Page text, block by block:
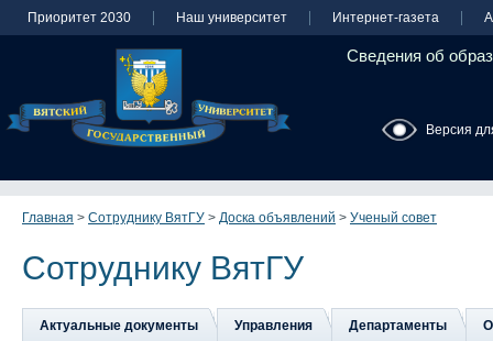
Приоритет 2030 Наш университет Интернет-газета
Сведения об
Версия
Главная > Сотруднику ВятГУ > Доска объявлений > Ученый совет
Сотруднику ВятГУ
Актуальные документы Управления Департаменты